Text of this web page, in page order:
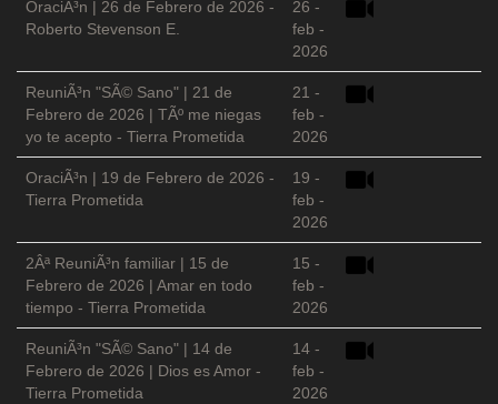
OraciÃ³n | 26 de Febrero de 2026 -
Roberto Stevenson E.
26 -
feb -
2026
ReuniÃ³n "SÃ© Sano" | 21 de
Febrero de 2026 | TÃº me niegas
yo te acepto - Tierra Prometida
21 -
feb -
2026
OraciÃ³n | 19 de Febrero de 2026 -
Tierra Prometida
19 -
feb -
2026
2Âª ReuniÃ³n familiar | 15 de
Febrero de 2026 | Amar en todo
tiempo - Tierra Prometida
15 -
feb -
2026
ReuniÃ³n "SÃ© Sano" | 14 de
Febrero de 2026 | Dios es Amor -
Tierra Prometida
14 -
feb -
2026